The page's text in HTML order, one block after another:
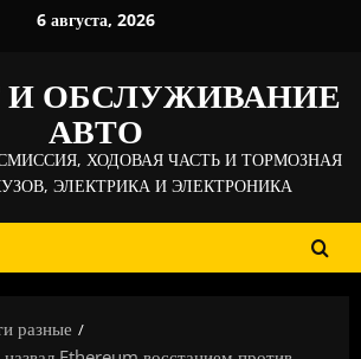
6 августа, 2026
ОБСЛУЖИВАНИЕ
АВТО
ХОДОВАЯ ЧАСТЬ И ТОРМОЗНАЯ
ЭЛЕКТРИКА И ЭЛЕКТРОНИКА
разные